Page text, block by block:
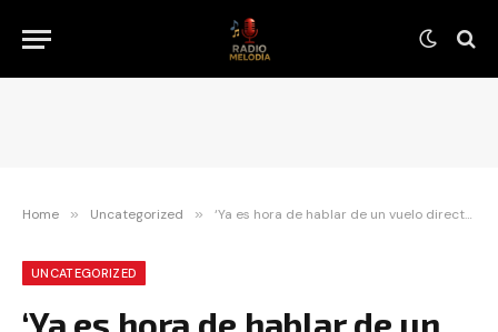
Home » Uncategorized » ‘Ya es hora de hablar de un vuelo directo Bogotá-Seúl’
UNCATEGORIZED